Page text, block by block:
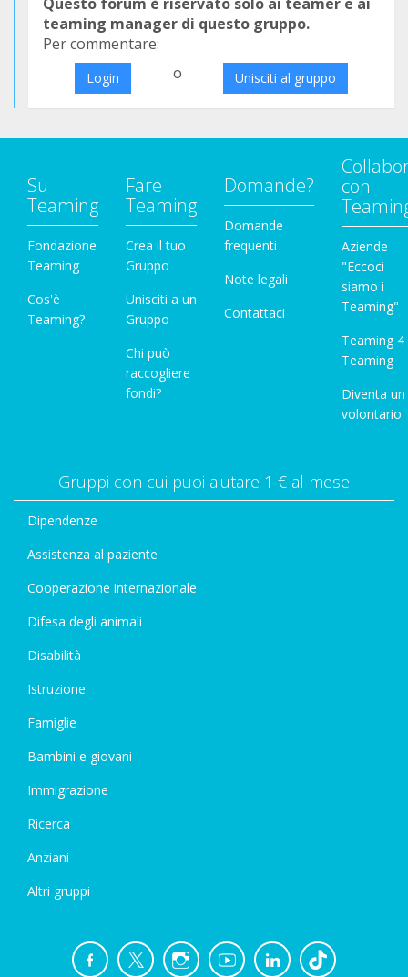
teaming manager di questo gruppo.
Per commentare:
Login o Unisciti al gruppo
Su
Teaming
Fondazione
Teaming
Cos'è
Teaming?
Fare
Teaming
Crea il tuo
Gruppo
Unisciti a un
Gruppo
Chi può
raccogliere
fondi?
Domande?
Domande
frequenti
Note legali
Contattaci
con
Aziende
"Eccoci
siamo i
Teaming"
Teaming 4
Teaming
Diventa un
volontario
Gruppi con cui puoi aiutare 1 € al mese
Dipendenze
Assistenza al paziente
Cooperazione internazionale
Difesa degli animali
Disabilità
Istruzione
Famiglie
Bambini e giovani
Immigrazione
Ricerca
Anziani
Altri gruppi